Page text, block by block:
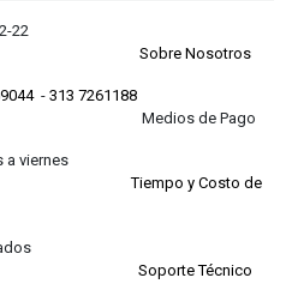
Calle 68#92-22
Sobre Nosotros
- 313 7261188
de Pago
pm lunes a viernes
Tiempo y Costo de
12:30 pm Sabados
Soporte Técnico